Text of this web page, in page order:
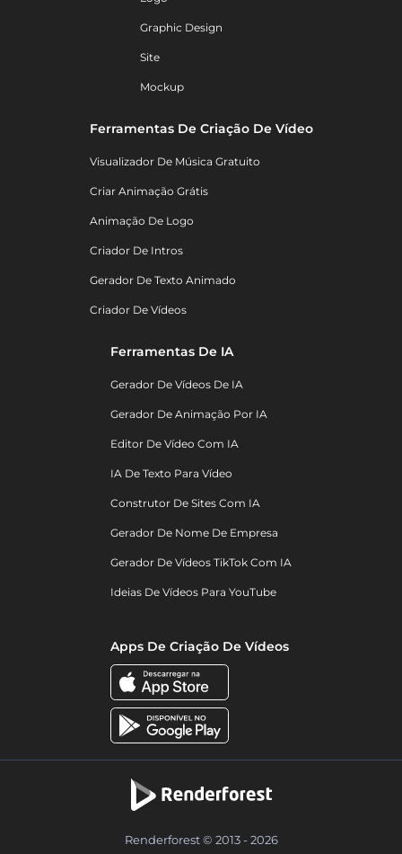
Graphic Design
Site
Mockup
Ferramentas De Criação De Vídeo
Visualizador De Música Gratuito
Criar Animação Grátis
Animação De Logo
Criador De Intros
Gerador De Texto Animado
Criador De Vídeos
Ferramentas De IA
Gerador De Vídeos De IA
Gerador De Animação Por IA
Editor De Vídeo Com IA
IA De Texto Para Vídeo
Construtor De Sites Com IA
Gerador De Nome De Empresa
Gerador De Vídeos TikTok Com IA
Ideias De Vídeos Para YouTube
Apps De Criação De Vídeos
Renderforest © 2013 - 2026